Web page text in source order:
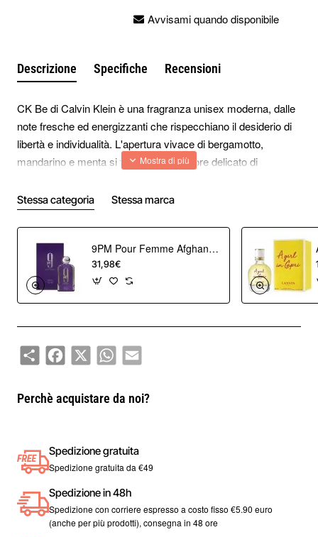
Avvisami quando disponibile
Descrizione Specifiche Recensioni
CK Be di Calvin Klein è una fragranza unisex moderna, dalle
note fresche ed energizzanti che rispecchiano il desiderio di
libertà e individualità. L'apertura vivace di bergamotto,
mandarino e menta si fonde con un cuore delicato di
muschio, legno di sandalo e vaniglia.
Piramide Olfattiva:
Note di testa:
Bergamotto, mandarino, menta
Note di cuore: Magnolia, pesca, gelsomino
Note di fondo: Muschio, legno di sandalo, vaniglia
Esprimi la tua personalità senza limiti: CK Be è il profumo
perfetto per chi vuole essere sempre sé stesso.
Stessa categoria Stessa marca
9PM Pour Femme Afghan Eau de Parfum 100 ml
31,98€
ShareFacebook
X WhatsAppEmail
Perchè acquistare da noi?
Spedizione gratuita
Spedizione gratuita da €49
Spedizione in 48h
Spedizione con corriere espresso a costo fisso €5.90 euro
(anche per più prodotti), consegna in 48 ore